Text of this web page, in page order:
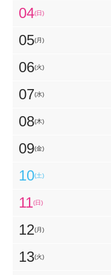
04(日)
05(月)
06(火)
07(水)
08(木)
09(金)
10(土)
11(日)
12(月)
13(火)